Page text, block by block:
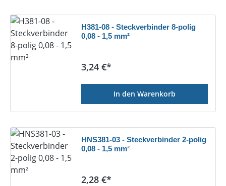
H381-08 - Steckverbinder 8-polig
0,08 - 1,5 mm²
Regulärer Preis:
3,24 €*
In den Warenkorb
HNS381-03 - Steckverbinder 2-polig
0,08 - 1,5 mm²
Regulärer Preis:
2,28 €*